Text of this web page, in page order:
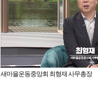
새마을운동중앙회 최형재 사무총장